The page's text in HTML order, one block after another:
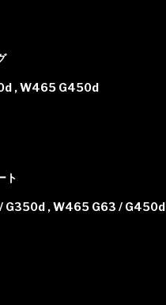
, W465 G450d
ト
G350d , W465 G63 / G450d